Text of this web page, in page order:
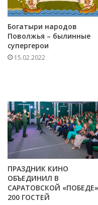
Богатыри народов
Поволжья – былинные
супергерои
15.02.2022
ПРАЗДНИК КИНО
ОБЪЕДИНИЛ В
САРАТОВСКОЙ «ПОБЕДЕ»
200 ГОСТЕЙ